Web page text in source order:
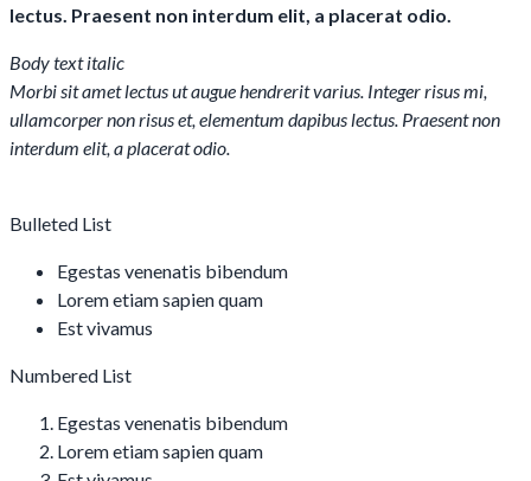
lectus. Praesent non interdum elit, a placerat odio.
Body text italic
Morbi sit amet lectus ut augue hendrerit varius. Integer risus mi,
ullamcorper non risus et, elementum dapibus lectus. Praesent non
interdum elit, a placerat odio.
Bulleted List
Egestas venenatis bibendum
Lorem etiam sapien quam
Est vivamus
Numbered List
Egestas venenatis bibendum
Lorem etiam sapien quam